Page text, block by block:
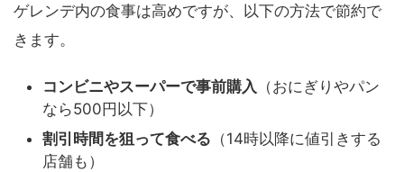
ゲレンデ内の食事は高めですが、以下の方法で節約で
きます。
コンビニやスーパーで事前購入 （おにぎりやパン
なら500円以下）
割引時間を狙って食べる （14時以降に値引きする
店舗も）